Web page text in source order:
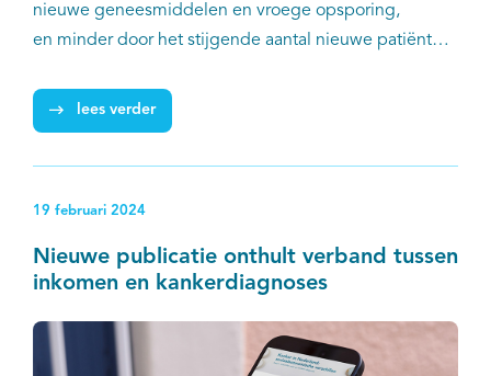
nieuwe geneesmiddelen en vroege opsporing,
en minder door het stijgende aantal nieuwe patiënten
lees verder
19 februari 2024
Nieuwe publicatie onthult verband tussen
inkomen en kankerdiagnoses